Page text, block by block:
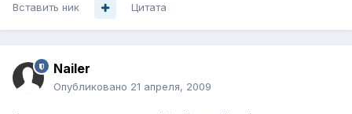
Вставить ник Цитата
Nailer
Опубликовано 21 апреля, 2009